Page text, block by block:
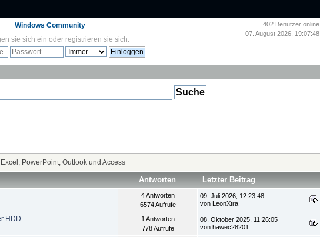
402 Benutzer online
07. August 2026, 19:07:48
Windows Community
sie sich ein oder registrieren sie sich.
PowerPoint, Outlook und Access
Antworten Letzter Beitrag
4 Antworten
6574 Aufrufe
09. Juli 2026, 12:23:48
von LeonXtra
HDD
1 Antworten
778 Aufrufe
08. Oktober 2025, 11:26:05
von hawec28201